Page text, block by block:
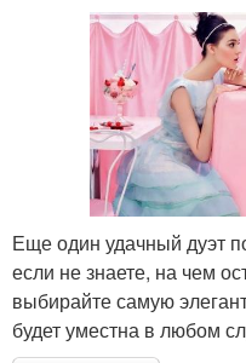
Еще один удачный дуэт
если не знаете, на чем
выбирайте самую
будет уместна в любом